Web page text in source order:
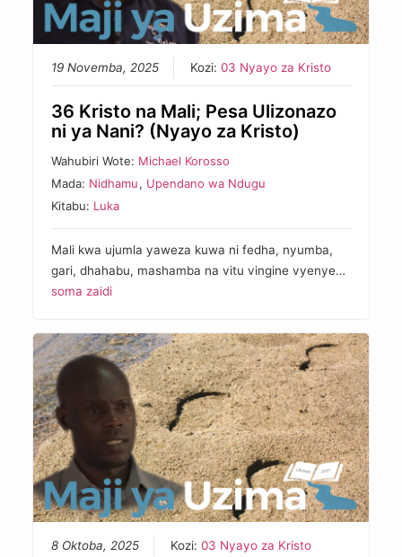
19 Novemba, 2025 Kozi:03 Nyayo za Kristo
36 Kristo na Mali; Pesa Ulizonazo
ni ya Nani? (Nyayo za Kristo)
Wahubiri Wote: Michael Korosso
Mada: Nidhamu, Upendano wa Ndugu
Kitabu: Luka
Mali kwa ujumla yaweza kuwa ni fedha, nyumba,
gari, dhahabu, mashamba na vitu vingine vyenye…
soma zaidi
8 Oktoba, 2025 Kozi:03 Nyayo za Kristo